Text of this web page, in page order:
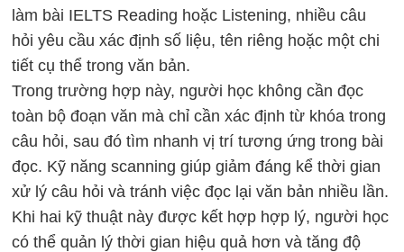
làm bài IELTS Reading hoặc Listening, nhiều câu
hỏi yêu cầu xác định số liệu, tên riêng hoặc một chi
tiết cụ thể trong văn bản.
Trong trường hợp này, người học không cần đọc
toàn bộ đoạn văn mà chỉ cần xác định từ khóa trong
câu hỏi, sau đó tìm nhanh vị trí tương ứng trong bài
đọc. Kỹ năng scanning giúp giảm đáng kể thời gian
xử lý câu hỏi và tránh việc đọc lại văn bản nhiều lần.
Khi hai kỹ thuật này được kết hợp hợp lý, người học
có thể quản lý thời gian hiệu quả hơn và tăng độ